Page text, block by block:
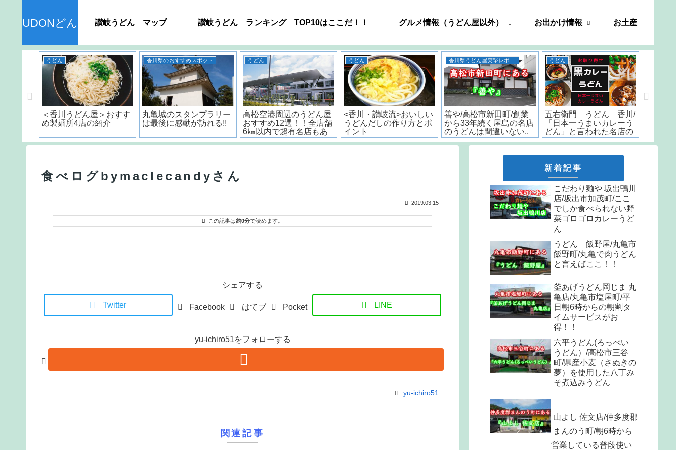
UDONどん 讃岐うどん マップ 讃岐うどん ランキング TOP10はここだ！！ グルメ情報（うどん屋以外） お出かけ情報 お土産
うどん
＜香川うどん屋＞おすす
め製麺所4店の紹介
香川県のおすすめスポット
丸亀城のスタンプラリー
は最後に感動が訪れる!!
うどん
高松空港周辺のうどん屋
おすすめ12選！！全店舗
6㎞以内で超有名店もあ
るよ。
うどん
<香川・讃岐流>おいしい
うどんだしの作り方とポ
イント
香川県うどん屋突撃レポート
善や/高松市新田町/創業
から33年続く屋島の名店
のうどんは間違いない..
うどん
五右衛門 うどん 香川/
「日本一うまいカレーう
どん」と言われた名店の
味をお取り寄せ
天ぷら
食べログbymaclecandyさん
2019.03.15
この記事は約0分で読めます。
シェアする
Twitter Facebook はてブ Pocket LINE
yu-ichiro51をフォローする
yu-ichiro51
関連記事
新着記事
こだわり麺や 坂出鴨川
店/坂出市加茂町/ここ
でしか食べられない野
菜ゴロゴロカレーうど
ん
うどん 飯野屋/丸亀市
飯野町/丸亀で肉うどん
と言えばここ！！
釜あげうどん岡じま 丸
亀店/丸亀市塩屋町/平
日朝6時からの朝割タ
イムサービスがお
得！！
六平うどん(ろっぺい
うどん）/高松市三谷
町/県産小麦（さぬきの
夢）を使用した八丁み
そ煮込みうどん
山よし 佐文店/仲多度郡
まんのう町/朝6時から
営業している普段使い